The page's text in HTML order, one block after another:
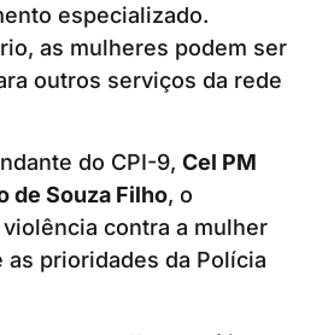
especializado.
as mulheres podem ser
outros serviços da rede
do CPI-9, Cel PM
de Souza Filho, o
contra a mulher
as prioridades da Polícia